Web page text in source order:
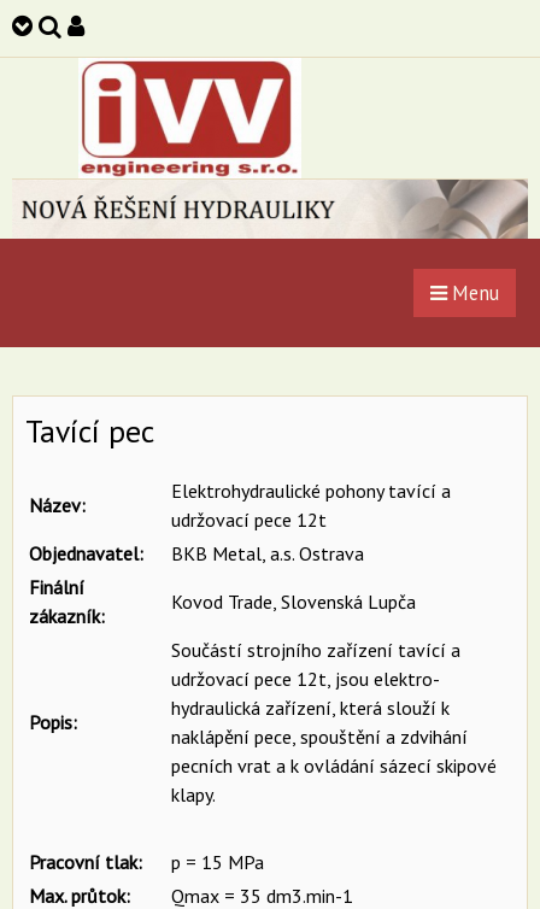
Menu
Tavící pec
Název:
Elektrohydraulické pohony tavící a
udržovací pece 12t
Objednavatel:
BKB Metal, a.s. Ostrava
Finální
zákazník:
Kovod Trade, Slovenská Lupča
Popis:
Součástí strojního zařízení tavící a
udržovací pece 12t, jsou elektro-
hydraulická zařízení, která slouží k
naklápění pece, spouštění a zdvihání
pecních vrat a k ovládání sázecí skipové
klapy.
Pracovní tlak:
p = 15 MPa
Max. průtok:
Qmax = 35 dm3.min-1